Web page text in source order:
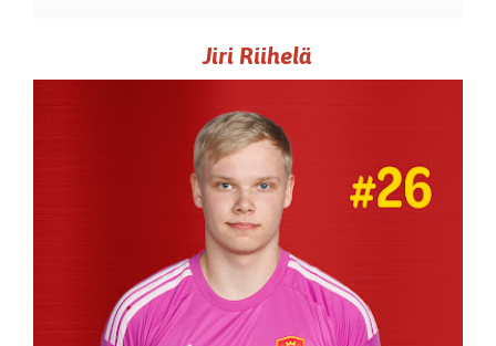
Jiri Riihelä